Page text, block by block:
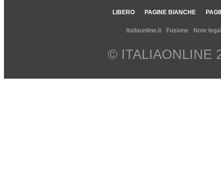
LIBERO PAGINE BIANCHE
Italiaonline.it Fusione Note
© ITALIAONLINE